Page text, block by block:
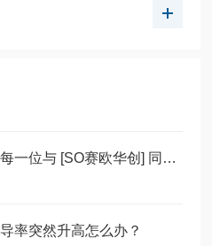
月满山河，家国同庆｜致每一位与 [SO赛欧华创] 同行的你
率突然升高怎么办？